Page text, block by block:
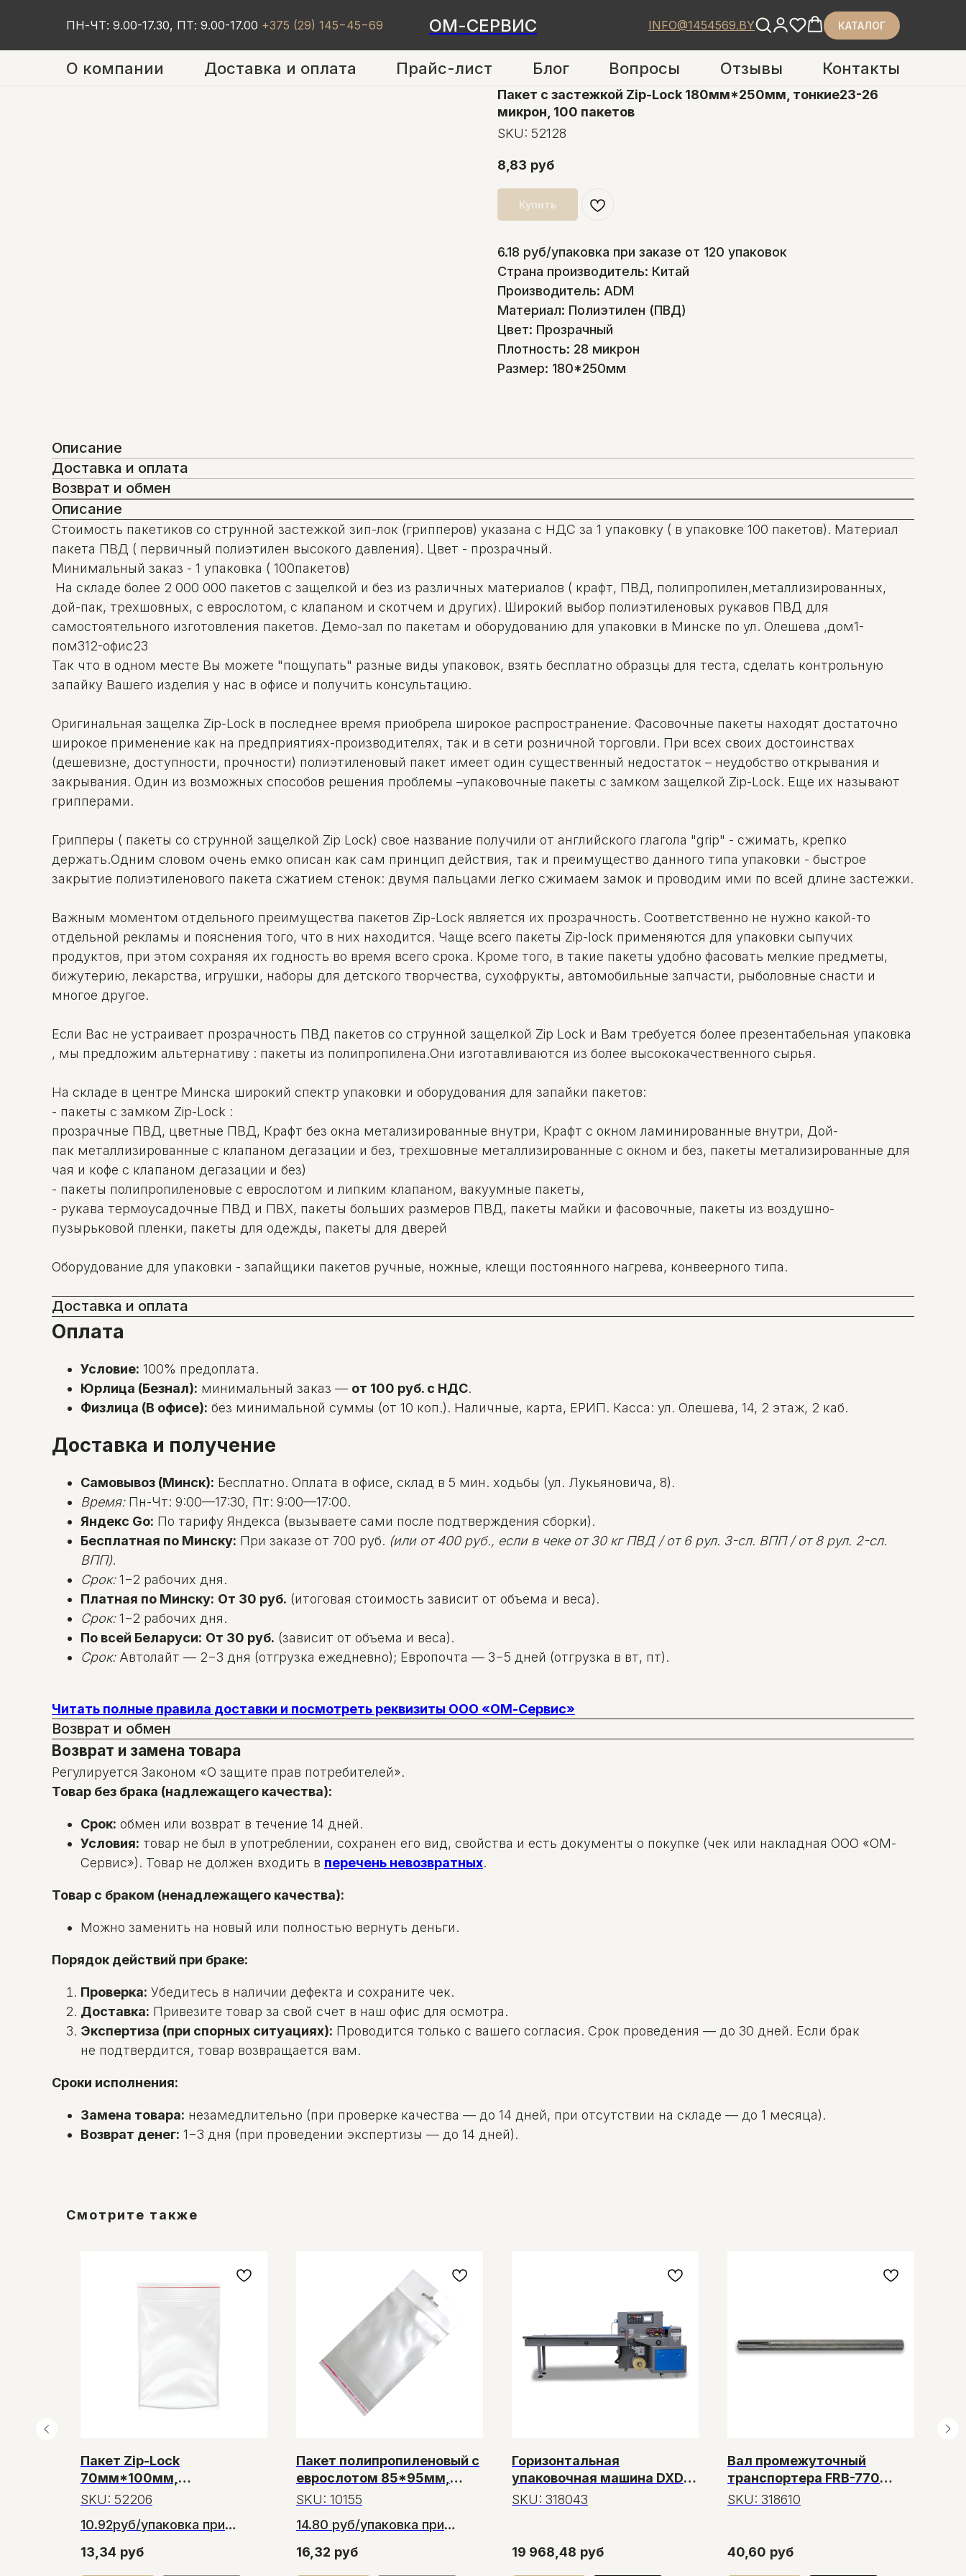
ПН-ЧТ: 9.00-17.30, ПТ: 9.00-17.00 +375 (29) 145−45−69 ОМ-СЕРВИС INFO@1454569.BY КАТАЛОГ
О компании Доставка и оплата Прайс-лист Блог Вопросы Отзывы Контакты
Пакет с застежкой Zip-Lock 180мм*250мм, тонкие23-26
микрон, 100 пакетов
SKU: 52128
8,83 руб
Купить
6.18 руб/упаковка при заказе от 120 упаковок
Страна производитель: Китай
Производитель: ADM
Материал: Полиэтилен (ПВД)
Цвет: Прозрачный
Плотность: 28 микрон
Размер: 180*250мм
Описание
Доставка и оплата
Возврат и обмен
Описание
Стоимость пакетиков со струнной застежкой зип-лок (грипперов) указана с НДС за 1 упаковку ( в упаковке 100 пакетов). Материал
пакета ПВД ( первичный полиэтилен высокого давления). Цвет - прозрачный.
Минимальный заказ - 1 упаковка ( 100пакетов)
На складе более 2 000 000 пакетов с защелкой и без из различных материалов ( крафт, ПВД, полипропилен,металлизированных,
дой-пак, трехшовных, с еврослотом, с клапаном и скотчем и других). Широкий выбор полиэтиленовых рукавов ПВД для
самостоятельного изготовления пакетов. Демо-зал по пакетам и оборудованию для упаковки в Минске по ул. Олешева ,дом1-
пом312-офис23
Так что в одном месте Вы можете "пощупать" разные виды упаковок, взять бесплатно образцы для теста, сделать контрольную
запайку Вашего изделия у нас в офисе и получить консультацию.
Оригинальная защелка Zip-Lock в последнее время приобрела широкое распространение. Фасовочные пакеты находят достаточно
широкое применение как на предприятиях-производителях, так и в сети розничной торговли. При всех своих достоинствах
(дешевизне, доступности, прочности) полиэтиленовый пакет имеет один существенный недостаток – неудобство открывания и
закрывания. Один из возможных способов решения проблемы –упаковочные пакеты с замком защелкой Zip-Lock. Еще их называют
грипперами.
Грипперы ( пакеты со струнной защелкой Zip Lock) свое название получили от английского глагола "grip" - сжимать, крепко
держать.Одним словом очень емко описан как сам принцип действия, так и преимущество данного типа упаковки - быстрое
закрытие полиэтиленового пакета сжатием стенок: двумя пальцами легко сжимаем замок и проводим ими по всей длине застежки.
Важным моментом отдельного преимущества пакетов Zip-Lock является их прозрачность. Соответственно не нужно какой-то
отдельной рекламы и пояснения того, что в них находится. Чаще всего пакеты Zip-lock применяются для упаковки сыпучих
продуктов, при этом сохраняя их годность во время всего срока. Кроме того, в такие пакеты удобно фасовать мелкие предметы,
бижутерию, лекарства, игрушки, наборы для детского творчества, сухофрукты, автомобильные запчасти, рыболовные снасти и
многое другое.
Если Вас не устраивает прозрачность ПВД пакетов со струнной защелкой Zip Lock и Вам требуется более презентабельная упаковка
, мы предложим альтернативу : пакеты из полипропилена.Они изготавливаются из более высококачественного сырья.
На складе в центре Минска широкий спектр упаковки и оборудования для запайки пакетов:
- пакеты c замком Zip-Lock :
прозрачные ПВД, цветные ПВД, Крафт без окна метализированные внутри, Крафт с окном ламинированные внутри, Дой-
пак металлизированные с клапаном дегазации и без, трехшовные металлизированные с окном и без, пакеты метализированные для
чая и кофе с клапаном дегазации и без)
- пакеты полипропиленовые с еврослотом и липким клапаном, вакуумные пакеты,
- рукава термоусадочные ПВД и ПВХ, пакеты больших размеров ПВД, пакеты майки и фасовочные, пакеты из воздушно-
пузырьковой пленки, пакеты для одежды, пакеты для дверей
Оборудование для упаковки - запайщики пакетов ручные, ножные, клещи постоянного нагрева, конвеерного типа.
Доставка и оплата
Оплата
Условие: 100% предоплата.
Юрлица (Безнал): минимальный заказ — от 100 руб. с НДС.
Физлица (В офисе): без минимальной суммы (от 10 коп.). Наличные, карта, ЕРИП. Касса: ул. Олешева, 14, 2 этаж, 2 каб.
Доставка и получение
Самовывоз (Минск): Бесплатно. Оплата в офисе, склад в 5 мин. ходьбы (ул. Лукьяновича, 8).
Время:Пн-Чт: 9:00—17:30, Пт: 9:00—17:00.
Яндекс Go: По тарифу Яндекса (вызываете сами после подтверждения сборки).
Бесплатная по Минску: При заказе от 700 руб. (или от 400 руб., если в чеке от 30 кг ПВД / от 6 рул. 3-сл. ВПП / от 8 рул. 2-сл.
ВПП).
Срок:1−2 рабочих дня.
Платная по Минску: От 30 руб. (итоговая стоимость зависит от объема и веса).
Срок:1−2 рабочих дня.
По всей Беларуси: От 30 руб. (зависит от объема и веса).
Срок:Автолайт — 2−3 дня (отгрузка ежедневно); Европочта — 3−5 дней (отгрузка в вт, пт).
Читать полные правила доставки и посмотреть реквизиты ООО «ОМ-Сервис»
Возврат и обмен
Возврат и замена товара
Регулируется Законом «О защите прав потребителей».
Товар без брака (надлежащего качества):
Срок: обмен или возврат в течение 14 дней.
Условия: товар не был в употреблении, сохранен его вид, свойства и есть документы о покупке (чек или накладная ООО «ОМ-
Сервис»). Товар не должен входить в перечень невозвратных.
Товар с браком (ненадлежащего качества):
Можно заменить на новый или полностью вернуть деньги.
Порядок действий при браке:
Проверка: Убедитесь в наличии дефекта и сохраните чек.
Доставка: Привезите товар за свой счет в наш офис для осмотра.
Экспертиза (при спорных ситуациях): Проводится только с вашего согласия. Срок проведения — до 30 дней. Если брак
не подтвердится, товар возвращается вам.
Сроки исполнения:
Замена товара: незамедлительно (при проверке качества — до 14 дней, при отсутствии на складе — до 1 месяца).
Возврат денег: 1−3 дня (при проведении экспертизы — до 14 дней).
Смотрите также
Пакет Zip-Lock
70мм*100мм,
особопрочные 80микрон,
SKU: 52206
10.92руб/упаковка при
заказе от 15 упаковок
13,34 руб
Пакет полипропиленовый с
еврослотом 85*95мм,
плотность 35 микрон
SKU: 10155
14.80 руб/упаковка при
заказе от 5 упаковок
16,32 руб
Горизонтальная
упаковочная машина DXDZ-
250XD (3 servo, лент. 100
SKU: 318043
19 968,48 руб
Вал промежуточный
транспортера FRB-770
(длина 168 мм)
SKU: 318610
40,60 руб